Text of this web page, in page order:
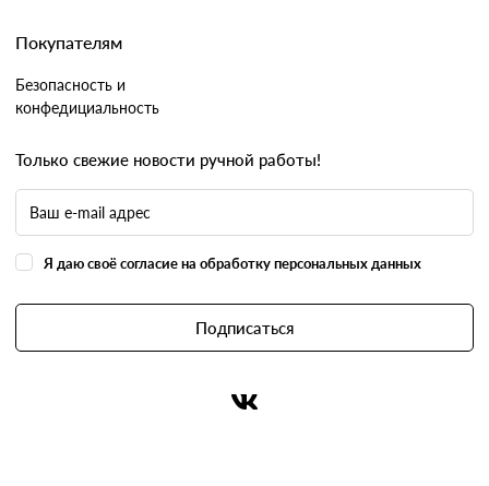
Покупателям
Безопасность и
конфедициальность
Только свежие новости ручной работы!
Я даю своё согласие на обработку персональных данных
Подписаться